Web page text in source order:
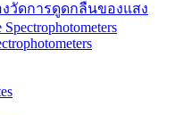
องวัดการดูดกลืนของแสง